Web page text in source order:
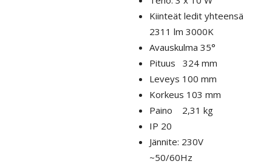
Kiinteät ledit yhteensä
2311 lm 3000K
Avauskulma 35°
Pituus 324 mm
Leveys 100 mm
Korkeus 103 mm
Paino 2,31 kg
IP 20
Jännite: 230V
~50/60Hz